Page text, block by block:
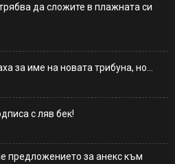
да сложите в плажната си
за име на новата трибуна, но…
с ляв бек!
предложението за анекс към